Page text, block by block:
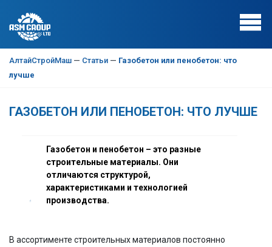
АлтайСтройМаш — Статьи — Газобетон или пенобетон: что
лучше
ГАЗОБЕТОН ИЛИ ПЕНОБЕТОН: ЧТО ЛУЧШЕ
Газобетон и пенобетон – это разные
строительные материалы. Они
отличаются структурой,
характеристиками и технологией
производства.
В ассортименте строительных материалов постоянно